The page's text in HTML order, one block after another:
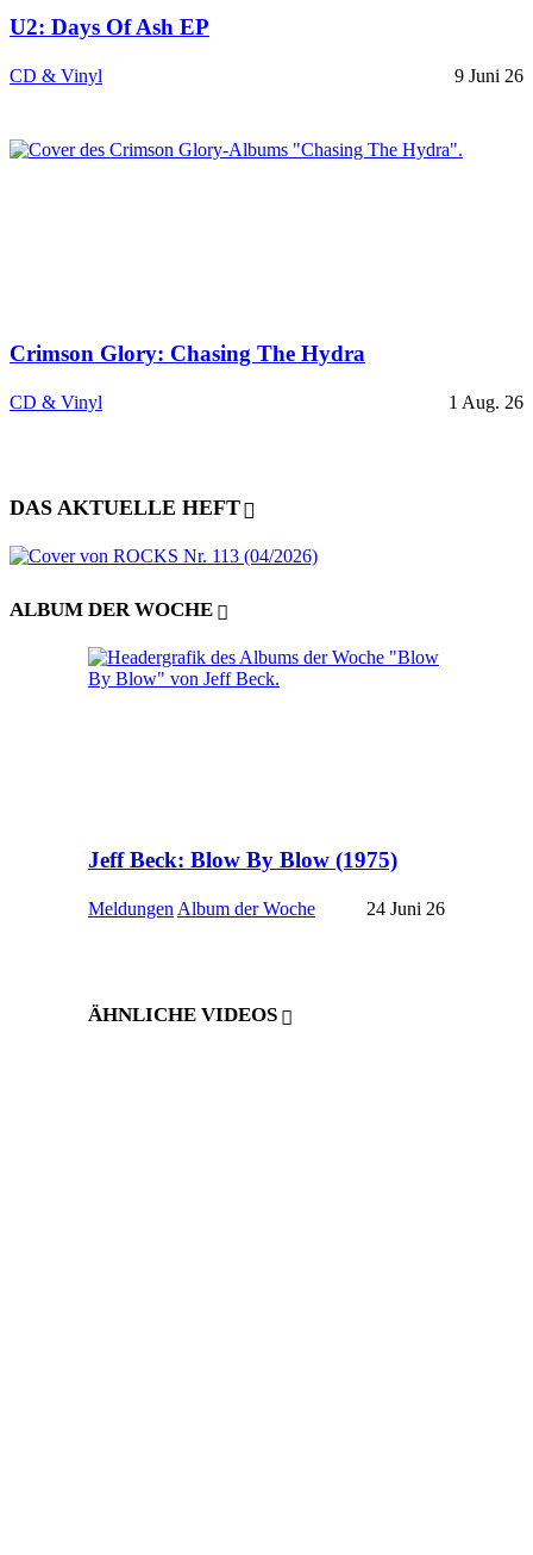
U2: Days Of Ash EP
CD & Vinyl 9 Juni 26
Crimson Glory: Chasing The Hydra
CD & Vinyl 1 Aug. 26
DAS AKTUELLE HEFT
ALBUM DER WOCHE
Jeff Beck: Blow By Blow (1975)
Meldungen Album der Woche 24 Juni 26
ÄHNLICHE VIDEOS